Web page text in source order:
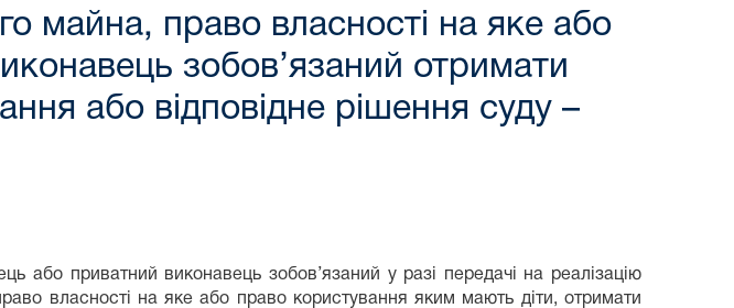
майна, право власності на яке або
зобов’язаний отримати
або відповідне рішення суду –
або приватний виконавець зобов’язаний у разі передачі на реалізацію
власності на яке або право користування яким мають діти, отримати